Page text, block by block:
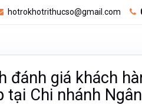
hotrokhotrithucso@gmail.com
đánh giá khách
Chi nhánh